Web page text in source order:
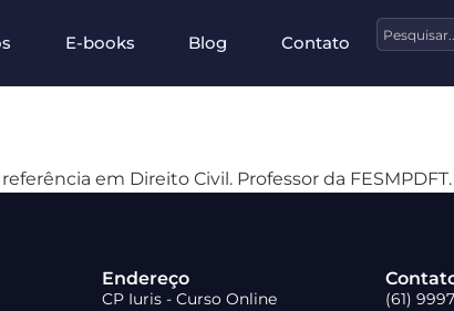
E-books Blog Contato
em Direito Civil. Professor da FESMPDFT.
Endereço
CP Iuris - Curso Online
(61)